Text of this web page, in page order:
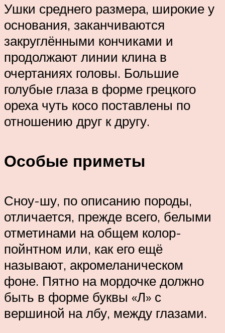
Ушки среднего размера, широкие у
основания, заканчиваются
закруглёнными кончиками и
продолжают линии клина в
очертаниях головы. Большие
голубые глаза в форме грецкого
ореха чуть косо поставлены по
отношению друг к другу.
Особые приметы
Сноу-шу, по описанию породы,
отличается, прежде всего, белыми
отметинами на общем колор-
пойнтном или, как его ещё
называют, акромеланическом
фоне. Пятно на мордочке должно
быть в форме буквы «Л» с
вершиной на лбу, между глазами.